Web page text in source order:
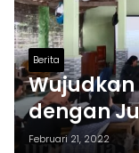
Berita
dengan
Tirta UNU
Februari 21, 2022